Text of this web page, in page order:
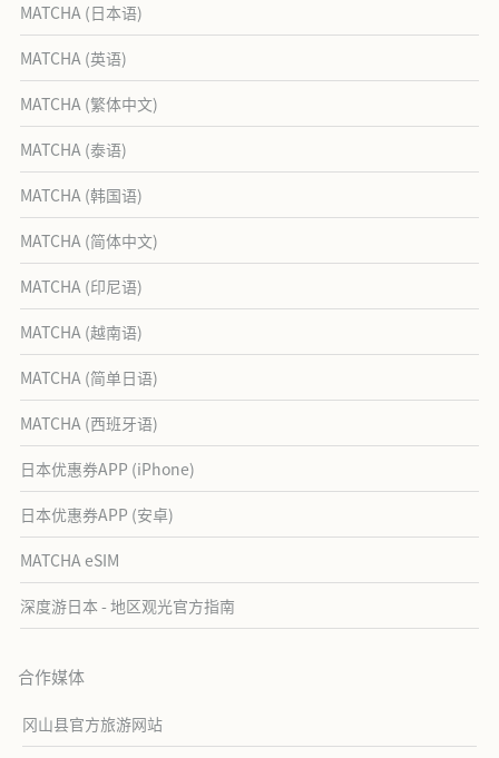
MATCHA (日本语)
MATCHA (英语)
MATCHA (繁体中文)
MATCHA (泰语)
MATCHA (韩国语)
MATCHA (简体中文)
MATCHA (印尼语)
MATCHA (越南语)
MATCHA (简单日语)
MATCHA (西班牙语)
日本优惠券APP (iPhone)
日本优惠券APP (安卓)
MATCHA eSIM
深度游日本 - 地区观光官方指南
合作媒体
冈山县官方旅游网站